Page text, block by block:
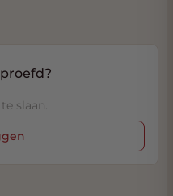
slaan.